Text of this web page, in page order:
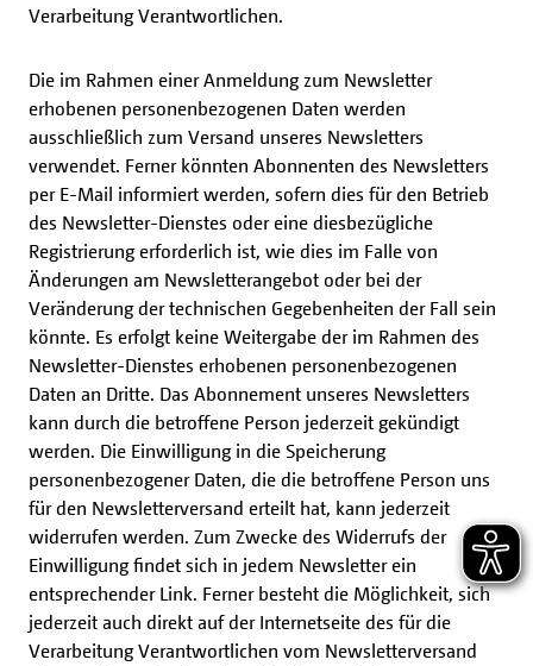
Verarbeitung Verantwortlichen.
Die im Rahmen einer Anmeldung zum Newsletter
erhobenen personenbezogenen Daten werden
ausschließlich zum Versand unseres Newsletters
verwendet. Ferner könnten Abonnenten des Newsletters
per E-Mail informiert werden, sofern dies für den Betrieb
des Newsletter-Dienstes oder eine diesbezügliche
Registrierung erforderlich ist, wie dies im Falle von
Änderungen am Newsletterangebot oder bei der
Veränderung der technischen Gegebenheiten der Fall sein
könnte. Es erfolgt keine Weitergabe der im Rahmen des
Newsletter-Dienstes erhobenen personenbezogenen
Daten an Dritte. Das Abonnement unseres Newsletters
kann durch die betroffene Person jederzeit gekündigt
werden. Die Einwilligung in die Speicherung
personenbezogener Daten, die die betroffene Person uns
für den Newsletterversand erteilt hat, kann jederzeit
widerrufen werden. Zum Zwecke des Widerrufs der
Einwilligung findet sich in jedem Newsletter ein
entsprechender Link. Ferner besteht die Möglichkeit, sich
jederzeit auch direkt auf der Internetseite des für die
Verarbeitung Verantwortlichen vom Newsletterversand